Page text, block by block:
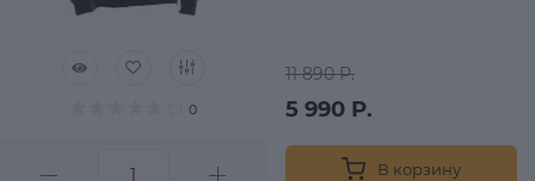
0
11 890 Р.
5 990 Р.
В корзину